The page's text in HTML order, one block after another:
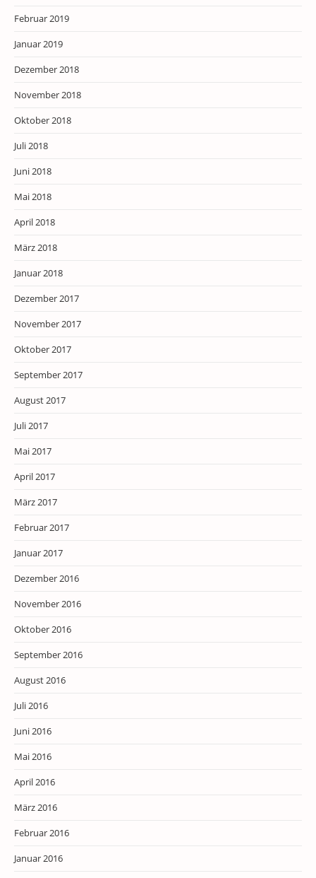
Februar 2019
Januar 2019
Dezember 2018
November 2018
Oktober 2018
Juli 2018
Juni 2018
Mai 2018
April 2018
März 2018
Januar 2018
Dezember 2017
November 2017
Oktober 2017
September 2017
August 2017
Juli 2017
Mai 2017
April 2017
März 2017
Februar 2017
Januar 2017
Dezember 2016
November 2016
Oktober 2016
September 2016
August 2016
Juli 2016
Juni 2016
Mai 2016
April 2016
März 2016
Februar 2016
Januar 2016